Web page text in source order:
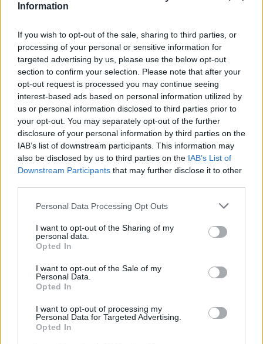
Information
If you wish to opt-out of the sale, sharing to third parties, or
processing of your personal or sensitive information for
targeted advertising by us, please use the below opt-out
section to confirm your selection. Please note that after your
opt-out request is processed you may continue seeing
interest-based ads based on personal information utilized by
us or personal information disclosed to third parties prior to
your opt-out. You may separately opt-out of the further
disclosure of your personal information by third parties on the
IAB’s list of downstream participants. This information may
also be disclosed by us to third parties on the IAB’s List of
Downstream Participants that may further disclose it to other
Personal Data Processing Opt Outs
I want to opt-out of the Sharing of my
personal data.
Opted In
I want to opt-out of the Sale of my
Personal Data.
Opted In
I want to opt-out of processing my
Personal Data for Targeted Advertising.
Opted In
Assieme ad un altro, ingombrante ed incontrovertibile fatto: non è che
Pippo, con lo stesso numero di partite a disposizione, abbia fatto peggio di
Per di più, Seedorf, che fece molti più punti prendendo un Milan non suo,
non poté programmare, non poté sperimentare, non poté andare a
convincere nessuno a Ibiza per sposare un progetto malpartito per altrui
pecca. Ma non ci mettiamo il carico da novanta, molti e più autorevoli
stanno sottolineando la cosa, assieme ad un mucchio d'altre cose, in
queste ore.
L'osservazione c'è, però, e anche questa ci sta tutto. Pippo resta, e resterà,
forte del nostro amore incrollabile, meritato da giocatore, che è
un'assicurazione sulla vita. Che poi amassimo altrettanto Seedorf, la cui
avventura è finita come sappiamo, e che aveva fatto non solo meglio ma
molto meglio, è un altro paio di maniche. E lo è perché allora non bastò,
perché al Milan (ed è così da sempre, anche in tempi migliori, anche in
tempi in cui si vinceva), spesso conta più come sei che quello che fai. E,
badate bene, specie in periodi vincenti, la linea che separa connotazione
positiva da connotazione negativa di questa maniera di gestire le cose è
Seedorf). E perché è aziendalista, dunque amato dalla dirigenza. Un
Seedorf tra parentesi, in questo caso, non possiamo proprio mettercelo.
Redazione Fantacalcio.it